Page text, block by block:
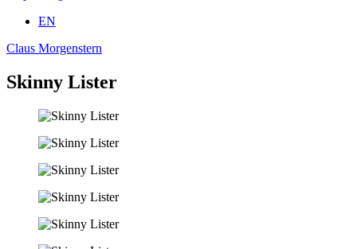
EN
Claus Morgenstern
Skinny Lister